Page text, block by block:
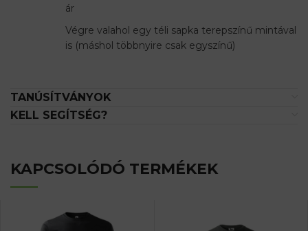
ár
Végre valahol egy téli sapka terepszínű mintával
is (máshol többnyire csak egyszínű)
TANÚSÍTVÁNYOK
KELL SEGÍTSÉG?
KAPCSOLÓDÓ TERMÉKEK